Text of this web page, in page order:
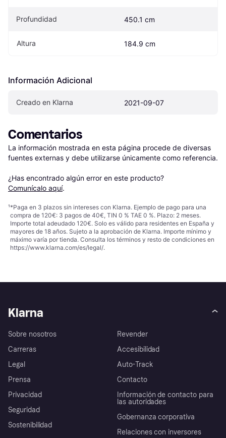
Profundidad 450.1 cm
Altura 184.9 cm
Información Adicional
Creado en Klarna 2021-09-07
Comentarios
La información mostrada en esta página procede de diversas
fuentes externas y debe utilizarse únicamente como referencia.
¿Has encontrado algún error en este producto?
Comunícalo aquí.
¹*Paga en 3 plazos sin intereses con Klarna. Ejemplo de pago para una
compra de 120€: 3 pagos de 40€, TIN 0 % TAE 0 %. Plazo: 2 meses.
Importe total adeudado 120€. Solo es válido para residentes en España y
mayores de 18 años. Sujeto a la aprobación de Klarna. Importe mínimo y
máximo varía por tienda. Consulta los términos y resto de condiciones en
https://www.klarna.com/es/legal/.
Klarna
Sobre nosotros
Carreras
Legal
Prensa
Privacidad
Seguridad
Sostenibilidad
Revender
Accesibilidad
Auto-Track
Contacto
Información de contacto para
las autoridades
Gobernanza corporativa
Relaciones con inversores